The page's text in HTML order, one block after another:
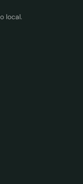
local.